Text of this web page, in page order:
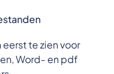
te zien voor
Word- en pdf